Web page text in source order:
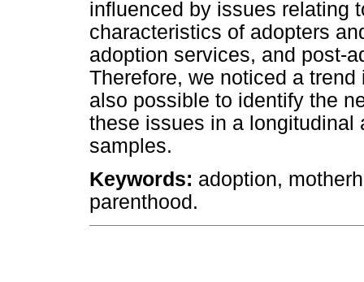
influenced by issues relating
characteristics of adopters
adoption services, and post-
Therefore, we noticed a
also possible to identify the
these issues in a longitudinal
samples.
Keywords: adoption,
parenthood.